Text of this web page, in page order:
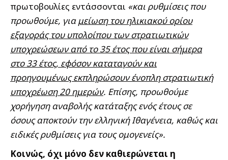
πρωτοβουλίες εντάσσονται «και ρυθμίσεις που
προωθούμε, γιαμείωση του ηλικιακού ορίου
εξαγοράς του υπολοίπου των στρατιωτικών
υποχρεώσεων από το 35 έτος που είναι σήμερα
στο 33 έτος, εφόσον καταταγούν και
προηγουμένως εκπληρώσουν ένοπλη στρατιωτική
υποχρέωση 20 ημερών. Επίσης, προωθούμε
χορήγηση αναβολής κατάταξης ενός έτους σε
όσους αποκτούν την ελληνική Ιθαγένεια, καθώς και
ειδικές ρυθμίσεις για τους ομογενείς».
Κοινώς, όχι μόνο δεν καθιερώνεται η